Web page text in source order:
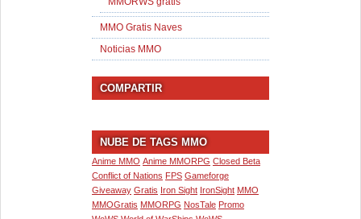
MMO Gratis Naves
Noticias MMO
COMPARTIR
NUBE DE TAGS MMO
Anime MMO Anime MMORPG Closed Beta
Conflict of Nations FPS Gameforge
Giveaway Gratis Iron Sight IronSight MMO
MMOGratis MMORPG NosTale Promo